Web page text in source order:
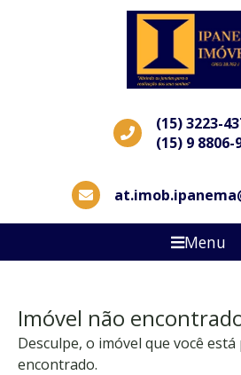
(15) 3223-
(15) 9 8806-
Menu
Imóvel não
Desculpe, o imóvel que você
encontrado.